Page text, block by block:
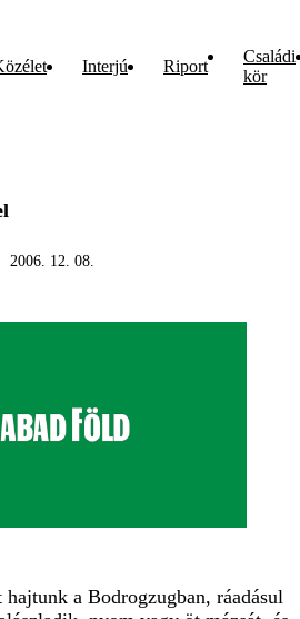
Interjú Riport
Családi
kör
2006. 12. 08.
a Bodrogzugban, ráadásul